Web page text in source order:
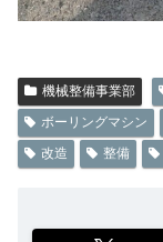
機械整備事業部
ボーリングマシン
改造
整備